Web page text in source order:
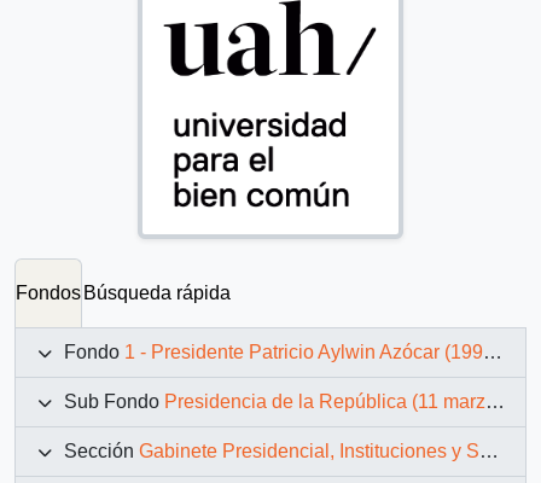
Fondos Búsqueda rápida
Fondo 1 - Presidente Patricio Aylwin Azócar (1990-1994)
Sub Fondo Presidencia de la República (11 marzo 1990 – 11 marzo 1994)
Sección Gabinete Presidencial, Instituciones y Servicios